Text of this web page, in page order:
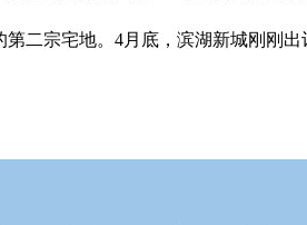
二宗宅地。4月底，滨湖新城刚刚